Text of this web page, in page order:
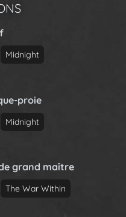
Midnight
proie
Midnight
grand maître
The War Within